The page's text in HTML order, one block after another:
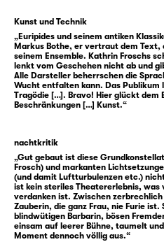
Kunst und Technik
„Euripides und seinem antiken
Markus Bothe, er vertraut dem
seinem Ensemble. Kathrin Froschs
lenkt vom Geschehen nicht ab und
Alle Darsteller beherrschen die
Wucht entfalten kann. Das Publikum
Tragödie […]. Bravo! Hier glückt dem
Beschränkungen […] Kunst.“
nachtkritik
„Gut gebaut ist diese
Frosch) und markanten
(und damit Luftturbulenzen etc.)
ist kein steriles Theatererlebnis, was
verdanken ist. Zwischen
Zauberin, die ganz Frau, nie Furie
blindwütigen Barbarin, bösen
einsam auf leerer Bühne, taumelt
Moment dennoch völlig aus.“